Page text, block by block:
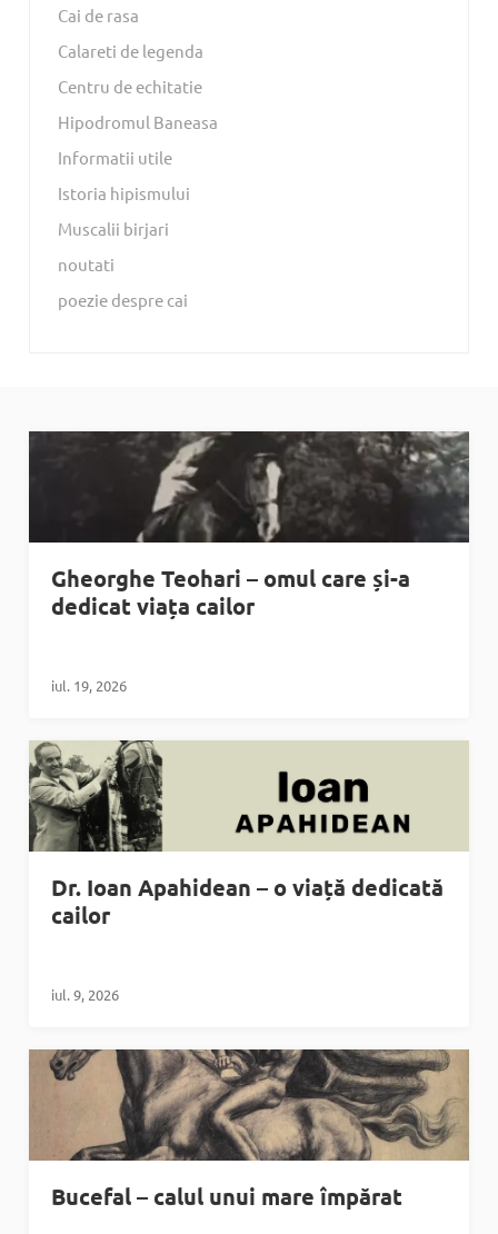
Cai de rasa
Calareti de legenda
Centru de echitatie
Hipodromul Baneasa
Informatii utile
Istoria hipismului
Muscalii birjari
noutati
poezie despre cai
Gheorghe Teohari – omul care și-a
dedicat viața cailor
iul. 19, 2026
Dr. Ioan Apahidean – o viață dedicată
cailor
iul. 9, 2026
Bucefal – calul unui mare împărat